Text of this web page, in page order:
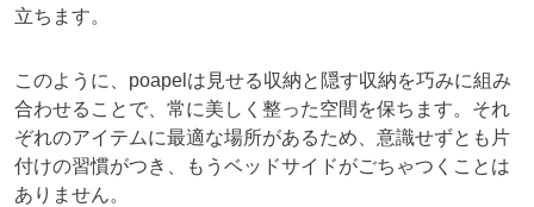
立ちます。
このように、poapelは見せる収納と隠す収納を巧みに組み
合わせることで、常に美しく整った空間を保ちます。それ
ぞれのアイテムに最適な場所があるため、意識せずとも片
付けの習慣がつき、もうベッドサイドがごちゃつくことは
ありません。